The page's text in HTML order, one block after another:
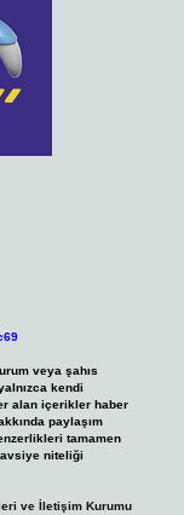
veya şahıs
kendi
alan içerikler haber
paylaşım
tamamen
niteliği
ve İletişim Kurumu